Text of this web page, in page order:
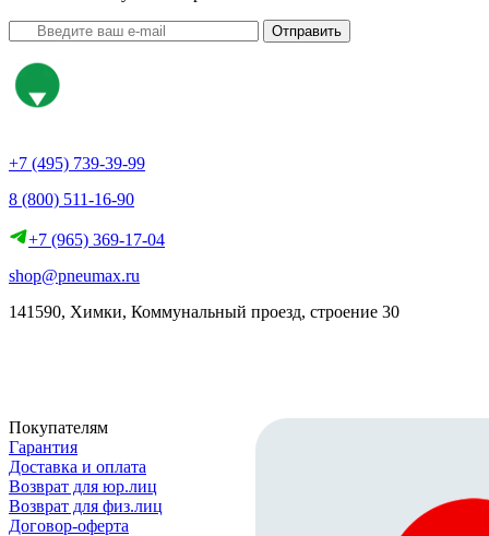
Отправить
+7 (495) 739-39-99
8 (800) 511-16-90
+7 (965) 369-17-04
shop@pneumax.ru
141590, Химки, Коммунальный проезд, строение 30
Покупателям
Гарантия
Доставка и оплата
Возврат для юр.лиц
Возврат для физ.лиц
Договор-оферта